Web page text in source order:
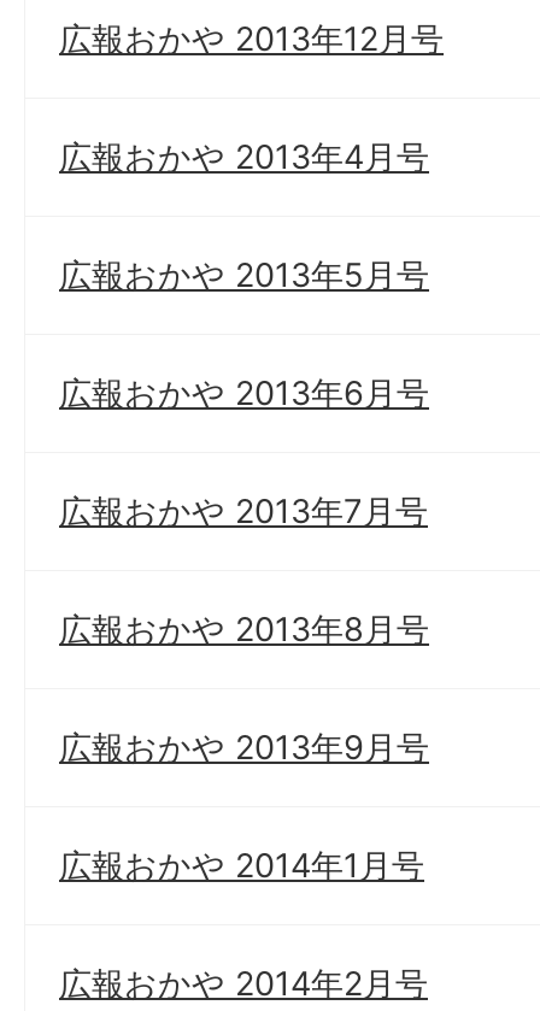
広報おかや 2013年12月号
広報おかや 2013年4月号
広報おかや 2013年5月号
広報おかや 2013年6月号
広報おかや 2013年7月号
広報おかや 2013年8月号
広報おかや 2013年9月号
広報おかや 2014年1月号
広報おかや 2014年2月号